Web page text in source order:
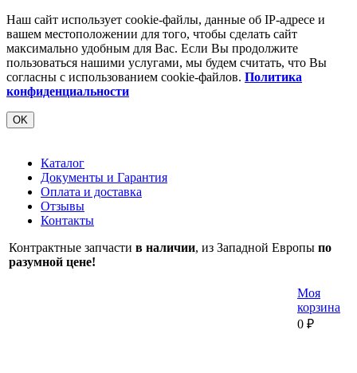
Наш сайт использует cookie-файлы, данные об IP-адресе и
вашем местоположении для того, чтобы сделать сайт
максимально удобным для Вас. Если Вы продолжите
пользоваться нашими услугами, мы будем считать, что Вы
согласны с использованием cookie-файлов. Политика
конфиденциальности
OK
Каталог
Документы и Гарантия
Оплата и доставка
Отзывы
Контакты
Контрактные запчасти в наличии, из Западной Европы по
разумной цене!
Моя
корзина
0 ₽